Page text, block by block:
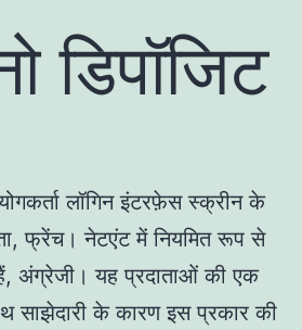
डिपॉजिट
लॉगिन इंटरफ़ेस स्क्रीन के
फ्रेंच। नेटएंट में नियमित रूप से
अंग्रेजी। यह प्रदाताओं की एक
साझेदारी के कारण इस प्रकार की